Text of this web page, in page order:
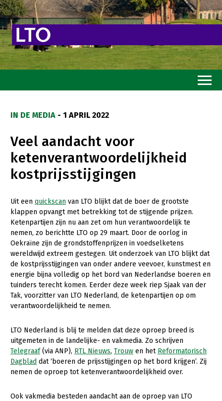
Goed eten
Mooi groen
Sterk ondernemerschap
Transitiepaden
Thema’s
Gezonde planten
Gezonde dieren
Natuur, klimaat en energie
Bodem en water
Platteland en omgeving
Mens, ondernemerschap en onderwijs
Internationaal
Sectoren
IN DE MEDIA - 1 APRIL 2022
Veel aandacht voor
ketenverantwoordelijkheid
kostprijsstijgingen
Uit een quickscan van LTO blijkt dat de boer de grootste
klappen opvangt met betrekking tot de stijgende prijzen.
Ketenpartijen zijn nu aan zet om hun verantwoordelijk te
nemen, zo berichtte LTO op 29 maart. Door de oorlog in
Oekraïne zijn de grondstoffenprijzen in voedselketens
wereldwijd extreem gestegen. Uit onderzoek van LTO blijkt dat
de kostprijsstijgingen van onder andere veevoer, kunstmest en
energie bijna volledig op het bord van Nederlandse boeren en
tuinders terecht komen. Eerder deze week riep Sjaak van der
Tak, voorzitter van LTO Nederland, de ketenpartijen op om
verantwoordelijkheid te nemen.
LTO Nederland is blij te melden dat deze oproep breed is
uitgemeten in de landelijke- en vakmedia. Zo schrijven
Telegraaf(via ANP), RTL Nieuws, Trouw en het Reformatorisch
Dagblad dat ‘boeren de prijsstijgingen op het bord krijgen’. Zij
nemen de oproep tot ketenverantwoordelijkheid over.
Ook vakmedia besteden aandacht aan de oproep van LTO